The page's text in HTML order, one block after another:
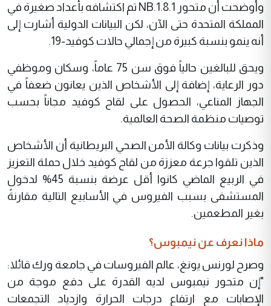
وأوضحت أن متحور NB.1.8.1 تم اكتشافه بأعداد صغيرة في
المملكة المتحدة حتى الآن، لكن البيانات الدولية أشارت إلى
أنه ينمو بنسبة كبيرة من إجمالي حالات كوفيد-19.
ويحق للبالغين حالياً فوق سن 75 عاماً، وسكان وموظفي
دور الرعاية، إضافة إلى الأشخاص الذين يعانون ضعفاً في
الجهاز المناعي، الحصول على لقاح كوفيد مجاناً بحسب
توصيات منظمة الصحة العالمية.
وذكرت بيانات وكالة الأمن الصحي البريطانية أن الأشخاص
الذين تلقوا جرعة معززة من لقاح كوفيد خلال حملة التعزيز
في الربيع الماضي كانوا أقل عرضة بنسبة 45% لدخول
المستشفى بسبب الفيروس في الأسابيع التالية مقارنةً
بغير المطعمين.
ماذا نعرف عن نيمبوس؟
وصرح لورنس يونغ، عالم الفيروسات في جامعة ورك قائلا:
"إن متحور نيمبوس لديه القدرة على دفع موجة من
الإصابات مع ارتفاع درجات الحرارة وازدياد التجمعات